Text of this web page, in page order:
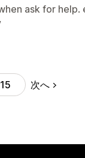
ask for help.
15 次へ